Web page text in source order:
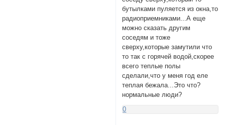
бутылками пуляется из окна,то
радиоприемниками...А еще
можно сказать другим
соседям и тоже
сверху,которые замутили что
то так с горячей водой,скорее
всего теплые полы
сделали,что у меня год еле
теплая бежала...Это что?
нормальные люди?
0